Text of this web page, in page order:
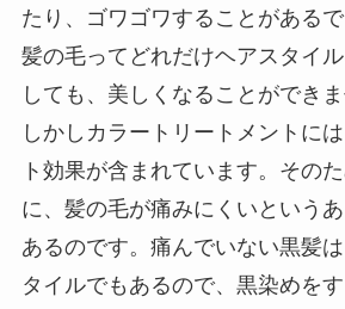
たり、ゴワゴワすることがある
髪の毛ってどれだけヘアスタイ
しても、美しくなることができま
しかしカラートリートメントに
ト効果が含まれています。その
に、髪の毛が痛みにくいという
あるのです。痛んでいない黒髪
タイルでもあるので、黒染めを